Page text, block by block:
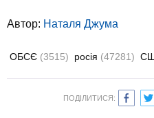
Автор: Наталя Джума
ОБСЄ (3515) росія (47281)
ПОДІЛИТИСЯ: